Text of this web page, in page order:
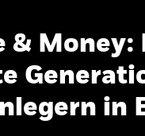
& Money:
in